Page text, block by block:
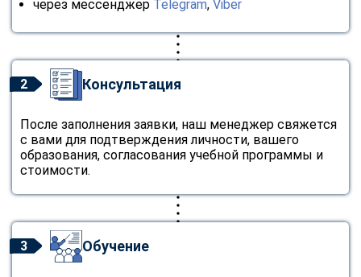
через мессенджер Telegram, Viber
2 Консультация
После заполнения заявки, наш менеджер свяжется
с вами для подтверждения личности, вашего
образования, согласования учебной программы и
стоимости.
3 Обучение